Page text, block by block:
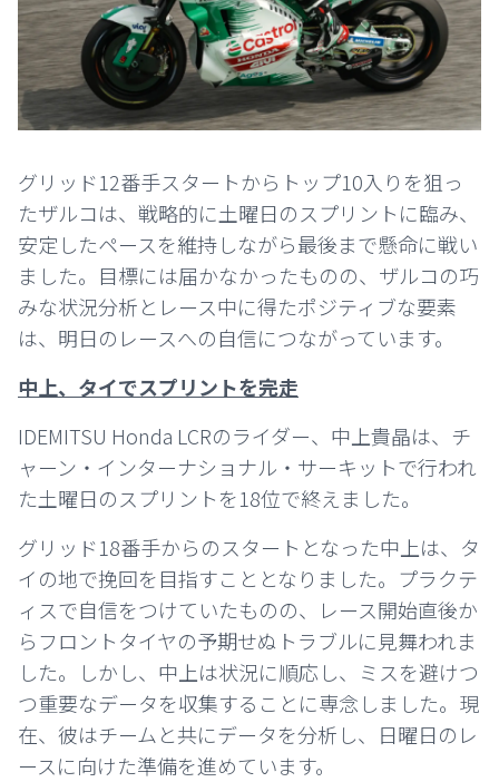
グリッド12番手スタートからトップ10入りを狙っ
たザルコは、戦略的に土曜日のスプリントに臨み、
安定したペースを維持しながら最後まで懸命に戦い
ました。目標には届かなかったものの、ザルコの巧
みな状況分析とレース中に得たポジティブな要素
は、明日のレースへの自信につながっています。
中上、タイでスプリントを完走
IDEMITSU Honda LCRのライダー、中上貴晶は、チ
ャーン・インターナショナル・サーキットで行われ
た土曜日のスプリントを18位で終えました。
グリッド18番手からのスタートとなった中上は、タ
イの地で挽回を目指すこととなりました。プラクテ
ィスで自信をつけていたものの、レース開始直後か
らフロントタイヤの予期せぬトラブルに見舞われま
した。しかし、中上は状況に順応し、ミスを避けつ
つ重要なデータを収集することに専念しました。現
在、彼はチームと共にデータを分析し、日曜日のレ
ースに向けた準備を進めています。